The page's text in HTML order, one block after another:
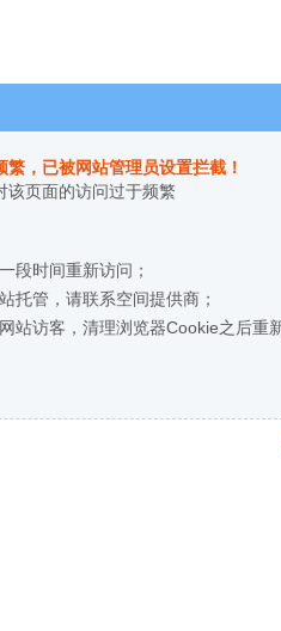
繁，已被网站管理员设置拦截！
该页面的访问过于频繁
段时间重新访问；
托管，请联系空间提供商；
站访客，清理浏览器Cookie之后重